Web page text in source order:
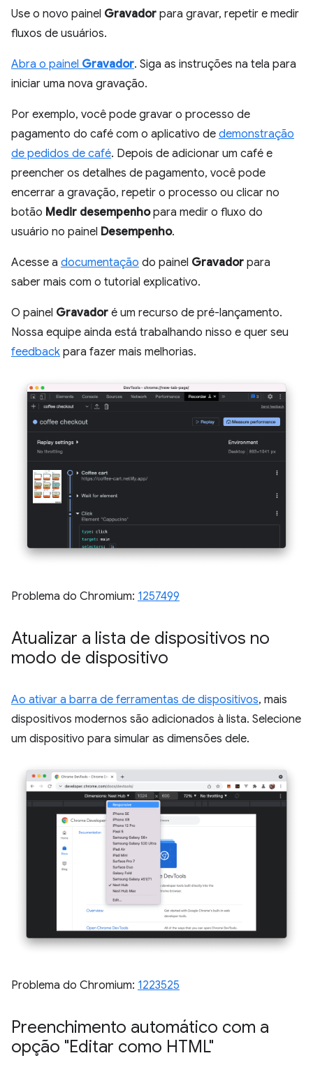
Use o novo painel Gravador para gravar, repetir e medir
fluxos de usuários.
Abra o painel Gravador. Siga as instruções na tela para
iniciar uma nova gravação.
Por exemplo, você pode gravar o processo de
pagamento do café com o aplicativo de demonstração
de pedidos de café. Depois de adicionar um café e
preencher os detalhes de pagamento, você pode
encerrar a gravação, repetir o processo ou clicar no
botão Medir desempenhopara medir o fluxo do
usuário no painel Desempenho.
Acesse a documentação do painel Gravador para
saber mais com o tutorial explicativo.
O painel Gravador é um recurso de pré-lançamento.
Nossa equipe ainda está trabalhando nisso e quer seu
feedback para fazer mais melhorias.
Problema do Chromium: 1257499
Atualizar a lista de dispositivos no
modo de dispositivo
Ao ativar a barra de ferramentas de dispositivos, mais
dispositivos modernos são adicionados à lista. Selecione
um dispositivo para simular as dimensões dele.
Problema do Chromium: 1223525
Preenchimento automático com a
opção "Editar como HTML"